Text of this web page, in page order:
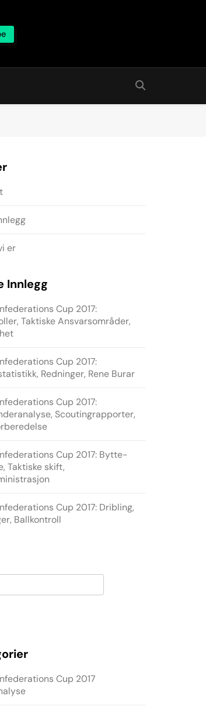
er
Innlegg
Cup 2017:
Taktiske Ansvarsområder,
Cup 2017:
Redninger, Rene Burar
Cup 2017:
Scoutingrapporter,
Cup 2017: Bytte-
Taktiske skift,
Cup 2017: Dribling,
Ballkontroll
Cup 2017